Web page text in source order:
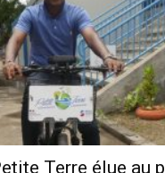
Terre élue au